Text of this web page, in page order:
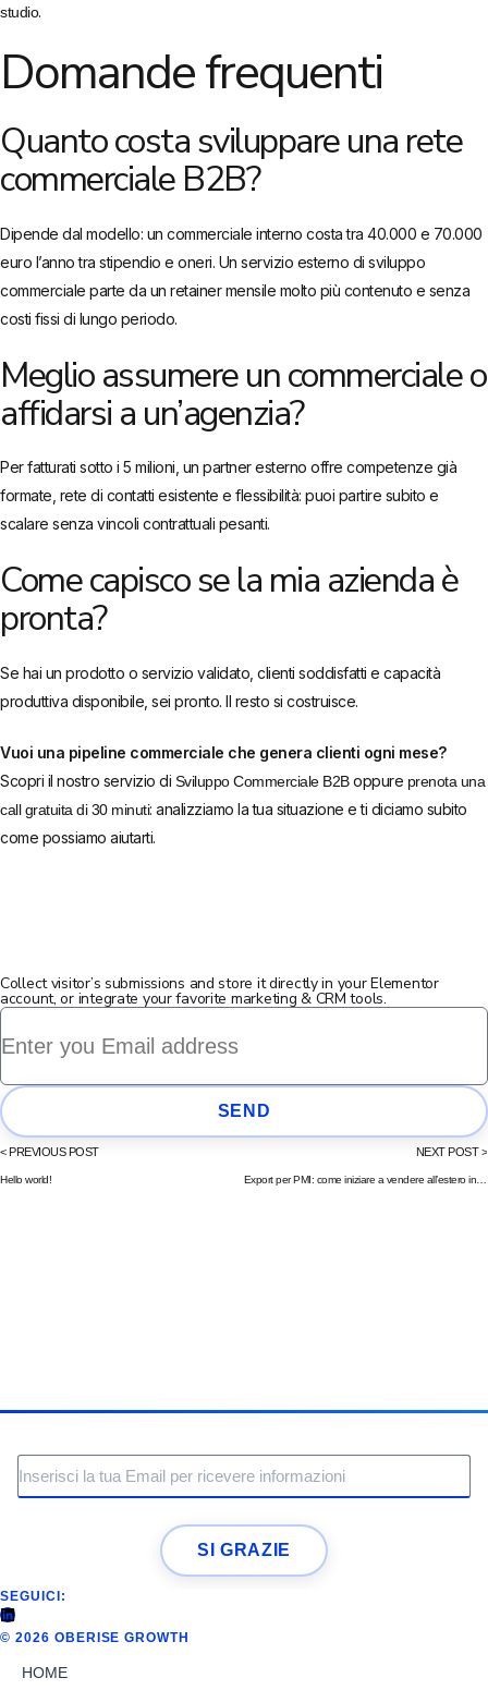
studio.
Domande frequenti
Quanto costa sviluppare una rete
commerciale B2B?
Dipende dal modello: un commerciale interno costa tra 40.000 e 70.000
euro l’anno tra stipendio e oneri. Un servizio esterno di sviluppo
commerciale parte da un retainer mensile molto più contenuto e senza
costi fissi di lungo periodo.
Meglio assumere un commerciale o
affidarsi a un’agenzia?
Per fatturati sotto i 5 milioni, un partner esterno offre competenze già
formate, rete di contatti esistente e flessibilità: puoi partire subito e
scalare senza vincoli contrattuali pesanti.
Come capisco se la mia azienda è
pronta?
Se hai un prodotto o servizio validato, clienti soddisfatti e capacità
produttiva disponibile, sei pronto. Il resto si costruisce.
Vuoi una pipeline commerciale che genera clienti ogni mese?
Scopri il nostro servizio di Sviluppo Commerciale B2Boppure prenota una
call gratuita di 30 minuti: analizziamo la tua situazione e ti diciamo subito
come possiamo aiutarti.
Collect visitor’s submissions and store it directly in your Elementor
account, or integrate your favorite marketing & CRM tools.
SEND
< PREVIOUS POST
Hello world!
NEXT POST >
SI GRAZIE
SEGUICI:
© 2026 OBERISE GROWTH
HOME